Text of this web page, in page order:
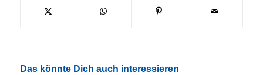
Das könnte Dich auch interessieren